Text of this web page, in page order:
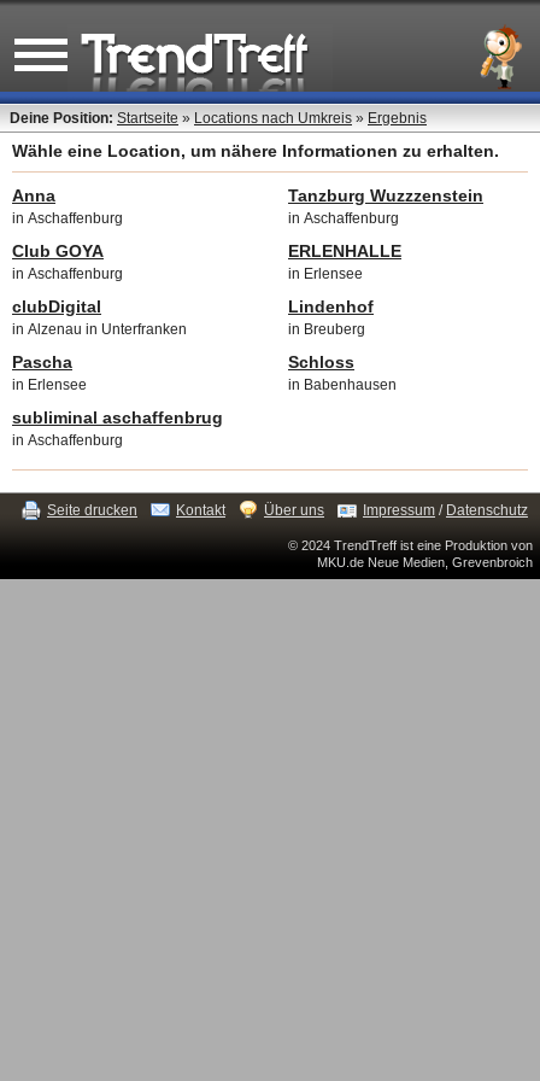
Deine Position: Startseite » Locations nach Umkreis » Ergebnis
Wähle eine Location, um nähere Informationen zu erhalten.
Anna
in Aschaffenburg
Club GOYA
in Aschaffenburg
clubDigital
in Alzenau in Unterfranken
Pascha
in Erlensee
subliminal aschaffenbrug
in Aschaffenburg
Tanzburg Wuzzzenstein
in Aschaffenburg
ERLENHALLE
in Erlensee
Lindenhof
in Breuberg
Schloss
in Babenhausen
Seite drucken Kontakt Über uns Impressum / Datenschutz
© 2024 TrendTreff ist eine Produktion von
MKU.de Neue Medien, Grevenbroich